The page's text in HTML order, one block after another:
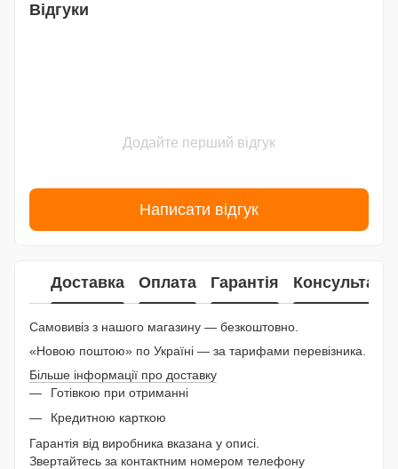
Відгуки
Додайте перший відгук
Написати відгук
Доставка Оплата Гарантія Консультація
Самовивіз з нашого магазину — безкоштовно.
«Новою поштою» по Україні — за тарифами перевізника.
Більше інформації про доставку
Готівкою при отриманні
Кредитною карткою
Гарантія від виробника вказана у описі.
Звертайтесь за контактним номером телефону